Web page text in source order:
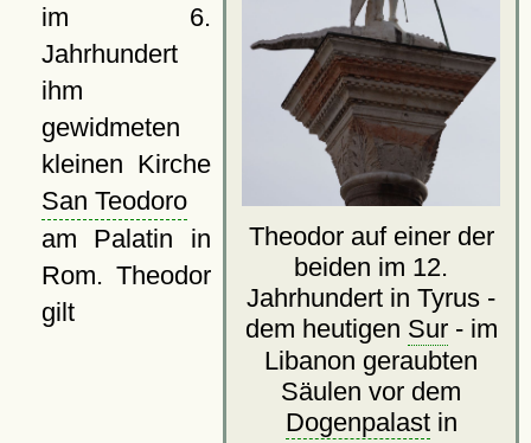
Theodor auf einer der
beiden im 12.
Jahrhundert in Tyrus -
dem heutigen Sur- im
Libanon geraubten
Säulen vor dem
Dogenpalastin
im 6.
Jahrhundert
ihm
gewidmeten
kleinen Kirche
San Teodoro
am Palatin in
Rom. Theodor
gilt